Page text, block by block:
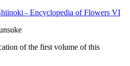
- Encyclopedia of Flowers VI
of the first volume of this